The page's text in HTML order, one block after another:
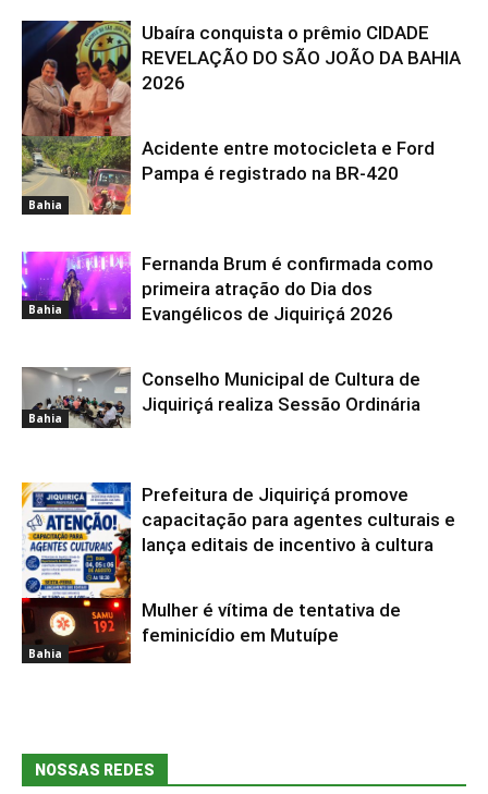
Bahia
Ubaíra conquista o prêmio CIDADE
REVELAÇÃO DO SÃO JOÃO DA BAHIA
2026
Bahia
Acidente entre motocicleta e Ford
Pampa é registrado na BR-420
Bahia
Fernanda Brum é confirmada como
primeira atração do Dia dos
Evangélicos de Jiquiriçá 2026
Bahia
Conselho Municipal de Cultura de
Jiquiriçá realiza Sessão Ordinária
Bahia
Prefeitura de Jiquiriçá promove
capacitação para agentes culturais e
lança editais de incentivo à cultura
Bahia
Mulher é vítima de tentativa de
feminicídio em Mutuípe
NOSSAS REDES